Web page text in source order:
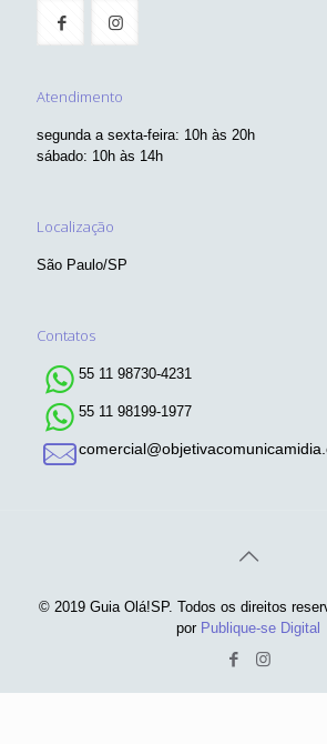
Atendimento
segunda a sexta-feira: 10h às 20h
sábado: 10h às 14h
Localização
São Paulo/SP
Contatos
55 11 98730-4231
55 11 98199-1977
© 2019 Guia Olá!SP. Todos os direitos
por Publique-se Digital